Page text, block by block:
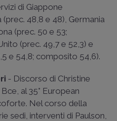
di Giappone
48,8 e 48), Germania
(prec. 50 e 53;
(prec. 49,7 e 52,3) e
e 54,8; composito 54,6).
- Discorso di Christine
al 35° European
Nel corso della
sedi, interventi di Paulson,